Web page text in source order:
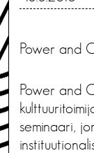
Power and
Power and
seminaari,